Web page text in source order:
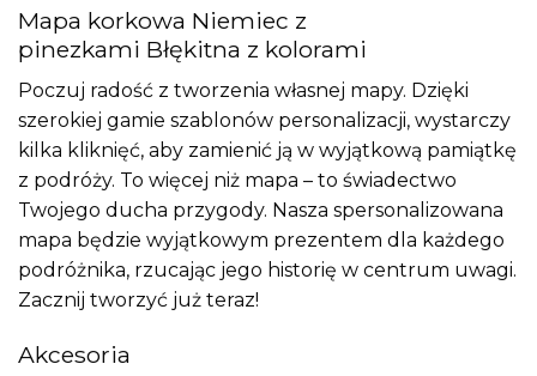
Mapa korkowa Niemiec z
pinezkami Błękitna z kolorami
Poczuj radość z tworzenia własnej mapy. Dzięki
szerokiej gamie szablonów personalizacji, wystarczy
kilka kliknięć, aby zamienić ją w wyjątkową pamiątkę
z podróży. To więcej niż mapa – to świadectwo
Twojego ducha przygody. Nasza spersonalizowana
mapa będzie wyjątkowym prezentem dla każdego
podróżnika, rzucając jego historię w centrum uwagi.
Zacznij tworzyć już teraz!
Akcesoria